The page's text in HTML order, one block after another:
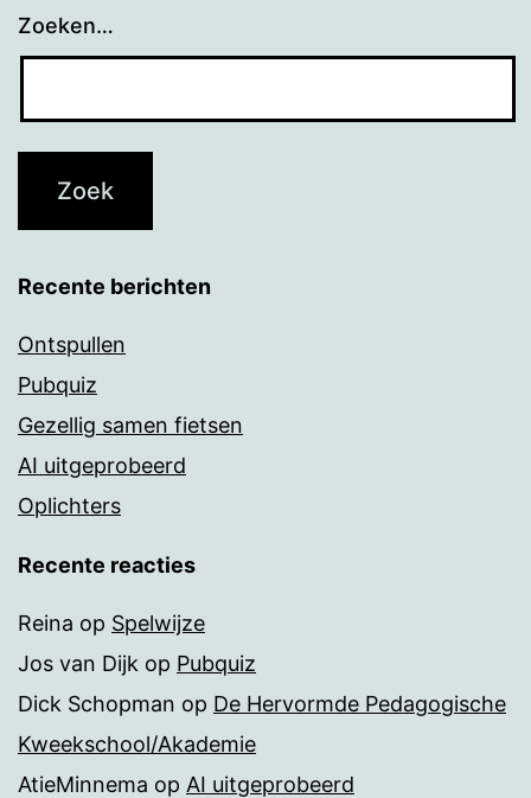
Zoeken…
Recente berichten
Ontspullen
Pubquiz
Gezellig samen fietsen
AI uitgeprobeerd
Oplichters
Recente reacties
Reina op Spelwijze
Jos van Dijk op Pubquiz
Dick Schopman op De Hervormde Pedagogische
Kweekschool/Akademie
AtieMinnema op AI uitgeprobeerd